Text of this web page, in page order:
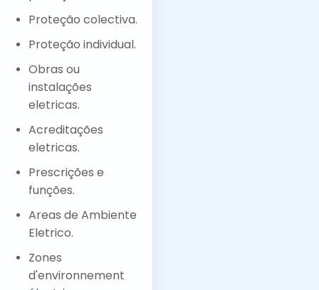
Proteção colectiva.
Proteção individual.
Obras ou
instalações
eletricas.
Acreditações
eletricas.
Prescrições e
funções.
Areas de Ambiente
Eletrico.
Zones
d'environnement